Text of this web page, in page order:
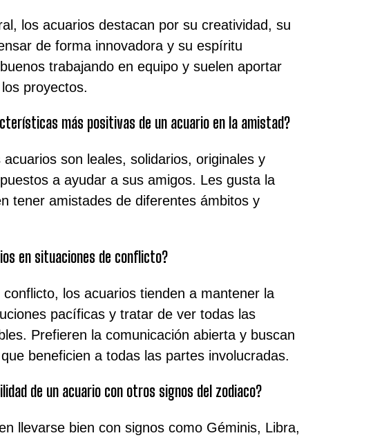
los acuarios destacan por su creatividad, su
de forma innovadora y su espíritu
trabajando en equipo y suelen aportar
proyectos.
más positivas de un acuario en la amistad?
son leales, solidarios, originales y
a ayudar a sus amigos. Les gusta la
tener amistades de diferentes ámbitos y
en situaciones de conflicto?
los acuarios tienden a mantener la
pacíficas y tratar de ver todas las
Prefieren la comunicación abierta y buscan
beneficien a todas las partes involucradas.
de un acuario con otros signos del zodiaco?
llevarse bien con signos como Géminis, Libra,